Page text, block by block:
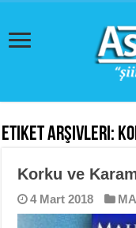
Etiket Arşivleri:
Korku ve
4 Mart 2018